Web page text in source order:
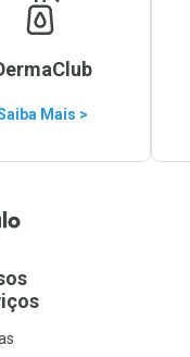
Mais >